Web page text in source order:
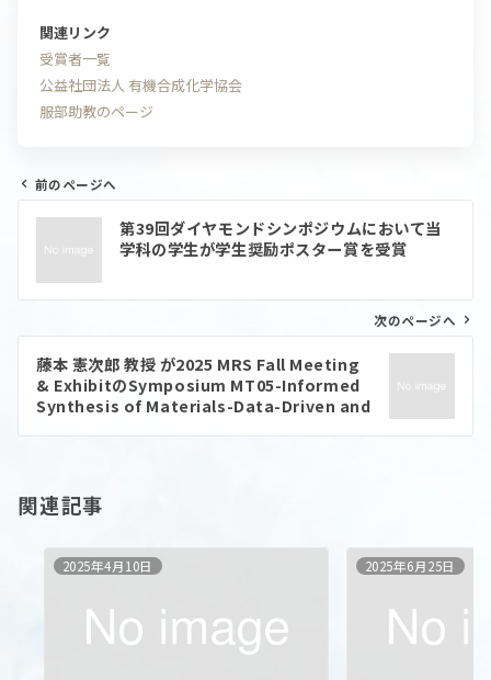
関連リンク
受賞者一覧
公益社団法人 有機合成化学協会
服部助教のページ
ゲ
シ
前のページへ
第39回ダイヤモンドシンポジウムにおいて当
学科の学生が学生奨励ポスター賞を受賞
次のページへ
藤本 憲次郎 教授 が2025 MRS Fall Meeting
& ExhibitのSymposium MT05-Informed
Synthesis of Materials-Data-Driven and
関連記事
2025年4月10日 2025年6月25日